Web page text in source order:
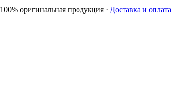
100% оригинальная продукция · Доставка и оплата